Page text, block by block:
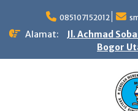
content
085107152012
Alamat:
Jl. Achmad
Bogor